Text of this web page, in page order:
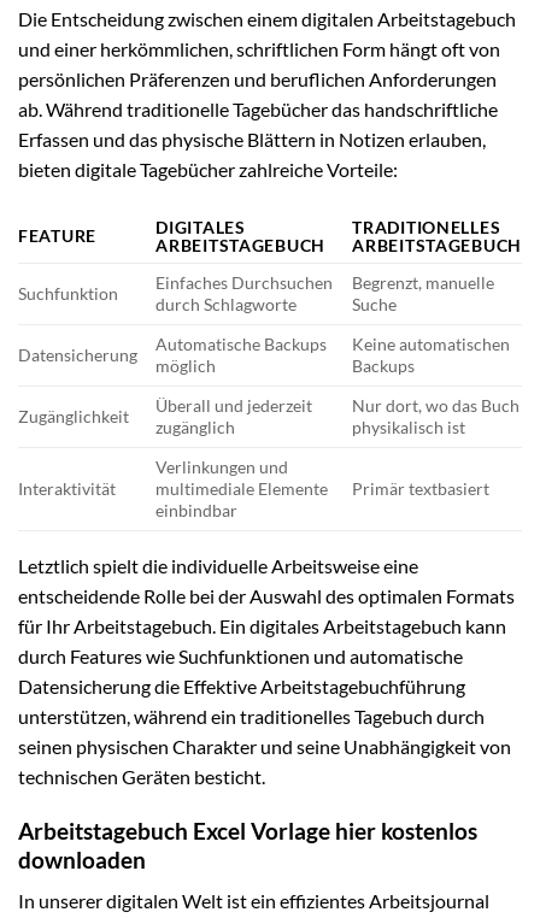
Die Entscheidung zwischen einem digitalen Arbeitstagebuch
und einer herkömmlichen, schriftlichen Form hängt oft von
persönlichen Präferenzen und beruflichen Anforderungen
ab. Während traditionelle Tagebücher das handschriftliche
Erfassen und das physische Blättern in Notizen erlauben,
bieten digitale Tagebücher zahlreiche Vorteile:
FEATURE
DIGITALES
ARBEITSTAGEBUCH
TRADITIONELLES
ARBEITSTAGEBUCH
Suchfunktion
Einfaches Durchsuchen
durch Schlagworte
Begrenzt, manuelle
Suche
Datensicherung
Automatische Backups
möglich
Keine automatischen
Backups
Zugänglichkeit
Überall und jederzeit
zugänglich
Nur dort, wo das Buch
physikalisch ist
Interaktivität
Verlinkungen und
multimediale Elemente
einbindbar
Primär textbasiert
Letztlich spielt die individuelle Arbeitsweise eine
entscheidende Rolle bei der Auswahl des optimalen Formats
für Ihr Arbeitstagebuch. Ein digitales Arbeitstagebuch kann
durch Features wie Suchfunktionen und automatische
Datensicherung die Effektive Arbeitstagebuchführung
unterstützen, während ein traditionelles Tagebuch durch
seinen physischen Charakter und seine Unabhängigkeit von
technischen Geräten besticht.
Arbeitstagebuch Excel Vorlage hier kostenlos
downloaden
In unserer digitalen Welt ist ein effizientes Arbeitsjournal